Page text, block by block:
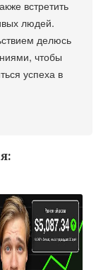
встретить
людей.
делюсь
чтобы
успеха в